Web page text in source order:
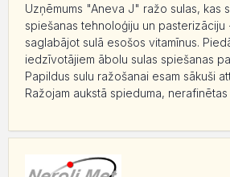
Uzņēmums "Aneva J" ražo sulas, kas
spiešanas tehnoloģiju un pasterizāciju
saglabājot sulā esošos vitamīnus.
iedzīvotājiem ābolu sulas spiešanas
Papildus sulu ražošanai esam sākuši
Ražojam aukstā spieduma, nerafinētas